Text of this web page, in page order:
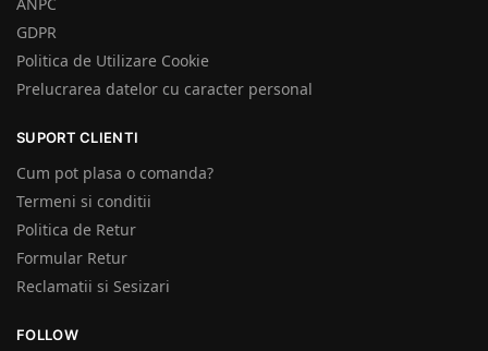
GDPR
Politica de Utilizare Cookie
Prelucrarea datelor cu caracter personal
SUPORT CLIENTI
Cum pot plasa o comanda?
Termeni si conditii
Politica de Retur
Formular Retur
Reclamatii si Sesizari
FOLLOW